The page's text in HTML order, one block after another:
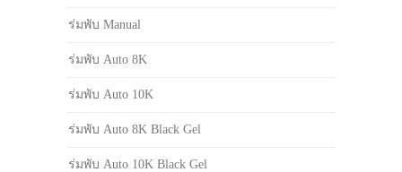
ร่มพับ Manual
ร่มพับ Auto 8K
ร่มพับ Auto 10K
ร่มพับ Auto 8K Black Gel
ร่มพับ Auto 10K Black Gel